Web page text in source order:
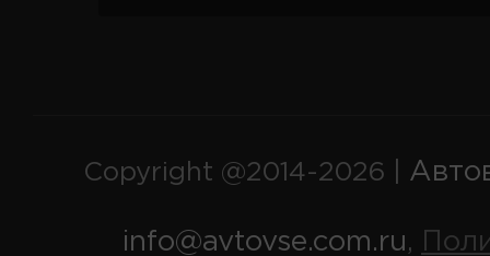
Copyright @2014-2026 |
info@avtovse.com.ru,